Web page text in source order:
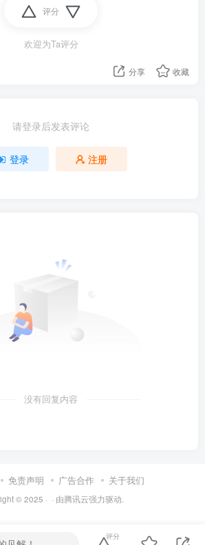
评分
欢迎为Ta评分
分享 收藏
请登录后发表评论
登录 注册
没有回复内容
免责声明 广告合作 关于我们
© 2025 · · 由腾讯云强力驱动.
评分